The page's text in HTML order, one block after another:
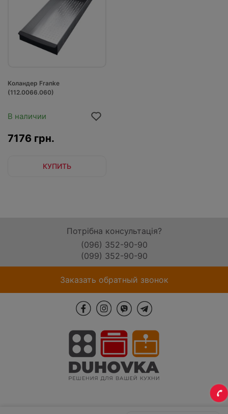
Коландер Franke
(112.0066.060)
В наличии
7176 грн.
КУПИТЬ
Потрібна консультація?
(096) 352-90-90
(099) 352-90-90
Заказать обратный звонок